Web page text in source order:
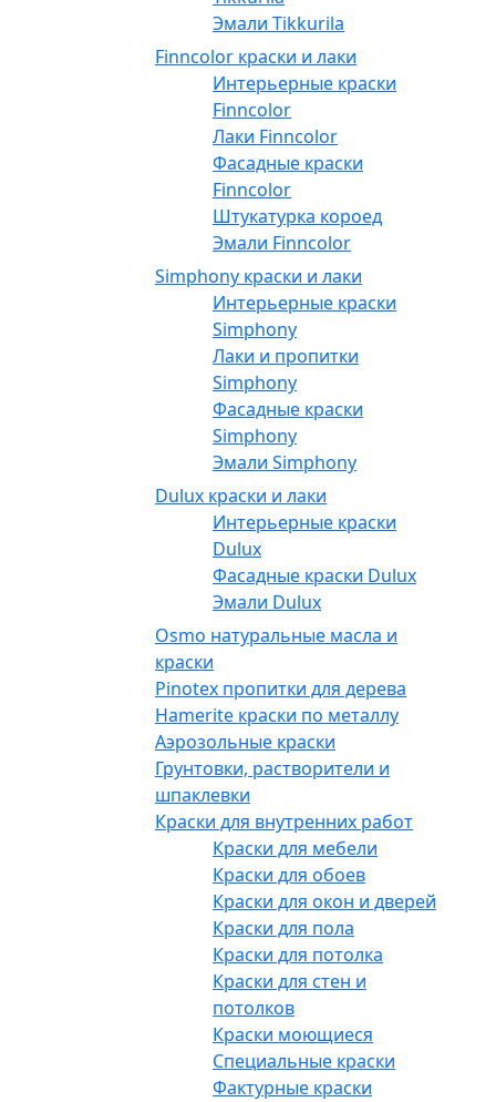
Эмали Tikkurila
Finncolor краски и лаки
Интерьерные краски
Finncolor
Лаки Finncolor
Фасадные краски
Finncolor
Штукатурка короед
Эмали Finncolor
Simphony краски и лаки
Интерьерные краски
Simphony
Лаки и пропитки
Simphony
Фасадные краски
Simphony
Эмали Simphony
Dulux краски и лаки
Интерьерные краски
Dulux
Фасадные краски Dulux
Эмали Dulux
Osmo натуральные масла и
краски
Pinotex пропитки для дерева
Hamerite краски по металлу
Аэрозольные краски
Грунтовки, растворители и
шпаклевки
Краски для внутренних работ
Краски для мебели
Краски для обоев
Краски для окон и дверей
Краски для пола
Краски для потолка
Краски для стен и
потолков
Краски моющиеся
Специальные краски
Фактурные краски